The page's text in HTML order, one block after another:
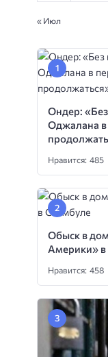
« Июл
Ондер: «Без
Оджалана в
Нравится: 485
Обыск в
Америки» в
Нравится: 458